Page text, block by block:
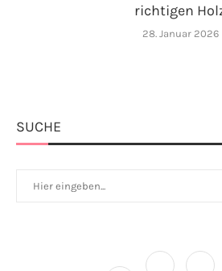
richtigen
28. Januar 2026
SUCHE